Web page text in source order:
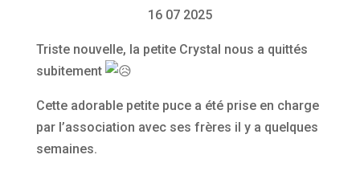
16 07 2025
Triste nouvelle, la petite Crystal nous a quittés
subitement
Cette adorable petite puce a été prise en charge
par l’association avec ses frères il y a quelques
semaines.